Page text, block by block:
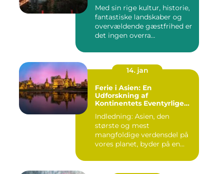
Med sin rige kultur, historie,
fantastiske landskaber og
overvældende gæstfrihed er
det ingen overra...
14. jan
Ferie i Asien: En
Udforskning af
Kontinentets Eventyrlige
Indledning: Asien, den
største og mest
mangfoldige verdensdel på
vores planet, byder på en